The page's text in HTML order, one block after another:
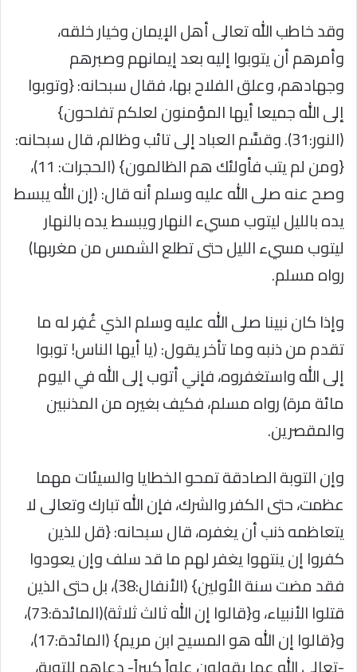
وقد خاطب الله تعالى أهل الإيمان وخيار خلقه،
وأمرهم أن يتوبوا إليه بعد إيمانهم وصبرهم
وجهادهم، وعلق الفلاح بها، فقال سبحانه: {وتوبوا
إلى الله جميعا أيها المؤمنون لعلكم تفلحون}
(النور:31). وقسَّم العباد إلى تائب وظالم، قال سبحانه:
{ومن لم يتب فأولئك هم الظالمون} (الحجرات: 11)،
وصح عنه صلى الله عليه وسلم أنه قال: (إن الله يبسط
يده بالليل ليتوب مسيء النهار ويبسط يده بالنهار
ليتوب مسيء الليل حتى تطلع الشمس من مغربها)
رواه مسلم.
وإذا كان نبينا صلى الله عليه وسلم الذي غُفِر له ما
تقدم من ذنبه وما تأخر يقول: (يا أيها الناس! توبوا
إلى الله واستغفروه، فإني أتوب إلى الله في اليوم
مائة مرة) رواه مسلم، فكيف بغيره من المذنبين
والمقصرين.
وإن التوبة الصادقة تمحو الخطايا والسيئات مهما
عظمت، حتى الكفر والشرك، فإن الله تبارك وتعالى لا
يتعاظمه ذنب أن يغفره، قال سبحانه: {قل للذين
كفروا إن ينتهوا يغفر لهم ما قد سلف وإن يعودوا
فقد مضت سنة الأولين} (الأنفال:38)، بل حتى الذين
قتلوا الأنبياء، و{قالوا إن الله ثالث ثلاثة)(المائدة:73)،
و{قالوا إن الله هو المسيح ابن مريم} (المائدة:17)،